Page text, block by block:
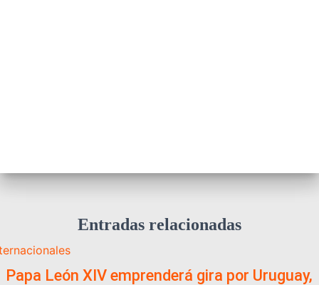
Entradas relacionadas
León XIV emprenderá gira por Uruguay,